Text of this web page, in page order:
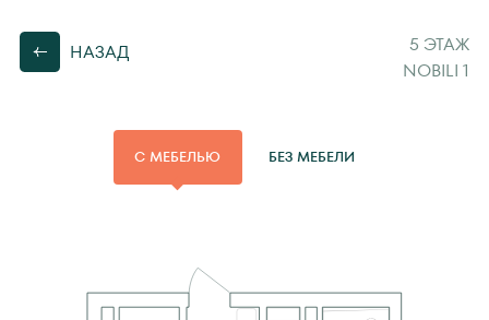
НАЗАД
5 ЭТАЖ
NOBILI 1
С МЕБЕЛЬЮ БЕЗ МЕБЕЛИ